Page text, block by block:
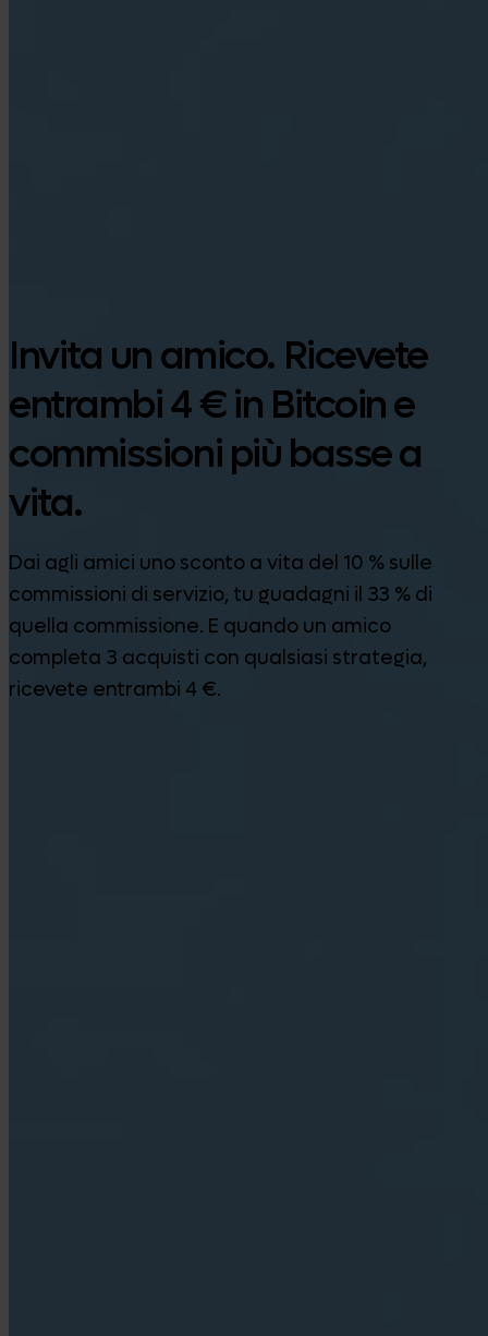
Invita un amico. Ricevete
entrambi 4 € in Bitcoin e
commissioni più basse a
vita.
Dai agli amici uno sconto a vita del 10 % sulle
commissioni di servizio, tu guadagni il 33 % di
quella commissione. E quando un amico
completa 3 acquisti con qualsiasi strategia,
ricevete entrambi 4 €.